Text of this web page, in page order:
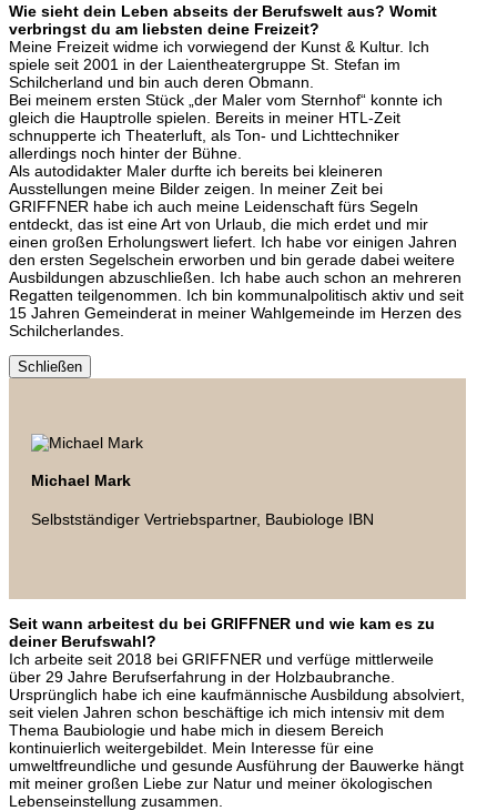
Wie sieht dein Leben abseits der Berufswelt aus? Womit
verbringst du am liebsten deine Freizeit?
Meine Freizeit widme ich vorwiegend der Kunst & Kultur. Ich
spiele seit 2001 in der Laientheatergruppe St. Stefan im
Schilcherland und bin auch deren Obmann.
Bei meinem ersten Stück „der Maler vom Sternhof“ konnte ich
gleich die Hauptrolle spielen. Bereits in meiner HTL-Zeit
schnupperte ich Theaterluft, als Ton- und Lichttechniker
allerdings noch hinter der Bühne.
Als autodidakter Maler durfte ich bereits bei kleineren
Ausstellungen meine Bilder zeigen. In meiner Zeit bei
GRIFFNER habe ich auch meine Leidenschaft fürs Segeln
entdeckt, das ist eine Art von Urlaub, die mich erdet und mir
einen großen Erholungswert liefert. Ich habe vor einigen Jahren
den ersten Segelschein erworben und bin gerade dabei weitere
Ausbildungen abzuschließen. Ich habe auch schon an mehreren
Regatten teilgenommen. Ich bin kommunalpolitisch aktiv und seit
15 Jahren Gemeinderat in meiner Wahlgemeinde im Herzen des
Schilcherlandes.
Schließen
Michael Mark
Selbstständiger Vertriebspartner, Baubiologe IBN
Seit wann arbeitest du bei GRIFFNER und wie kam es zu
deiner Berufswahl?
Ich arbeite seit 2018 bei GRIFFNER und verfüge mittlerweile
über 29 Jahre Berufserfahrung in der Holzbaubranche.
Ursprünglich habe ich eine kaufmännische Ausbildung absolviert,
seit vielen Jahren schon beschäftige ich mich intensiv mit dem
Thema Baubiologie und habe mich in diesem Bereich
kontinuierlich weitergebildet. Mein Interesse für eine
umweltfreundliche und gesunde Ausführung der Bauwerke hängt
mit meiner großen Liebe zur Natur und meiner ökologischen
Lebenseinstellung zusammen.